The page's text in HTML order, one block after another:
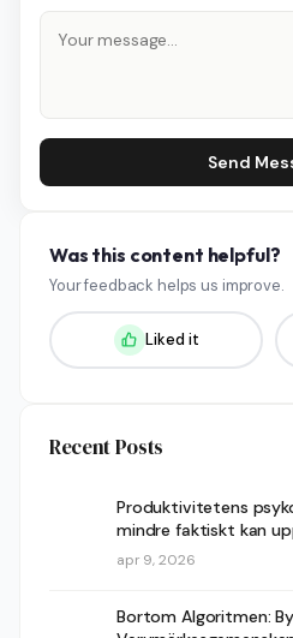
Send
Was this content helpful?
Your feedback helps us improve.
Liked it
Recent Posts
Produktivitetens
mindre faktiskt kan
apr 9, 2026
Bortom Algoritmen: